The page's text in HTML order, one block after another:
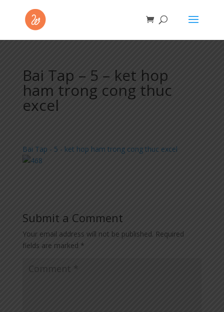
Bai Tap – 5 – ket hop
ham trong cong thuc
excel
Bai Tap - 5 - ket hop ham trong cong thuc excel
Submit a Comment
Your email address will not be published. Required
fields are marked *